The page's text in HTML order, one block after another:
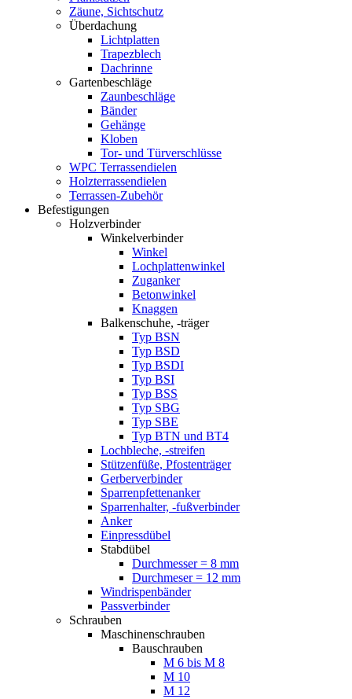
Zäune, Sichtschutz
Überdachung
Lichtplatten
Trapezblech
Dachrinne
Gartenbeschläge
Zaunbeschläge
Bänder
Gehänge
Kloben
Tor- und Türverschlüsse
WPC Terrassendielen
Holzterrassendielen
Terrassen-Zubehör
Befestigungen
Holzverbinder
Winkelverbinder
Winkel
Lochplattenwinkel
Zuganker
Betonwinkel
Knaggen
Balkenschuhe, -träger
Typ BSN
Typ BSD
Typ BSDI
Typ BSI
Typ BSS
Typ SBG
Typ SBE
Typ BTN und BT4
Lochbleche, -streifen
Stützenfüße, Pfostenträger
Gerberverbinder
Sparrenpfettenanker
Sparrenhalter, -fußverbinder
Anker
Einpressdübel
Stabdübel
Durchmesser = 8 mm
Durchmeser = 12 mm
Windrispenbänder
Passverbinder
Schrauben
Maschinenschrauben
Bauschrauben
M 6 bis M 8
M 10
M 12